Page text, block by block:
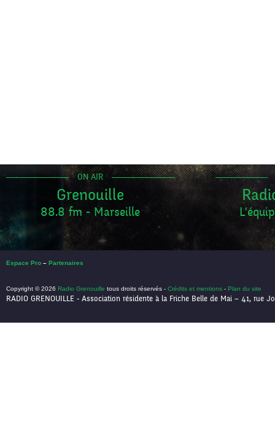
ON AIR
Grenouille
88.8 fm - Marseille
Espace Pro – Partenaires
Copyright © 2026 Radio Grenouille tous droits réservés - Crédits et mentions - Plan du site
RADIO GRENOUILLE - Association résidente à la Friche Belle de Mai – 41, rue